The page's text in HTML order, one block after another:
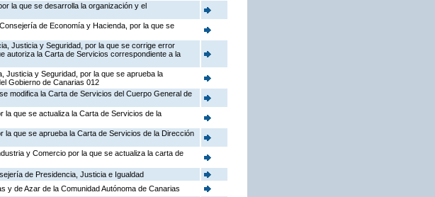
la que se desarrolla la organización y el
de Economía y Hacienda, por la que se
Justicia y Seguridad, por la que se corrige error
autoriza la Carta de Servicios correspondiente a la
Justicia y Seguridad, por la que se aprueba la
Gobierno de Canarias 012
modifica la Carta de Servicios del Cuerpo General de
la que se actualiza la Carta de Servicios de la
la que se aprueba la Carta de Servicios de la Dirección
y Comercio por la que se actualiza la carta de
de Presidencia, Justicia e Igualdad
y de Azar de la Comunidad Autónoma de Canarias